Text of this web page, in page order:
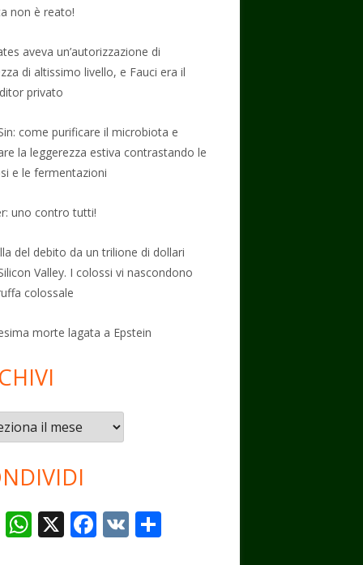
non è reato!
aveva un’autorizzazione di
di altissimo livello, e Fauci era il
privato
come purificare il microbiota e
la leggerezza estiva contrastando le
e le fermentazioni
uno contro tutti!
del debito da un trilione di dollari
Valley. I colossi vi nascondono
colossale
morte lagata a Epstein
T W X F V